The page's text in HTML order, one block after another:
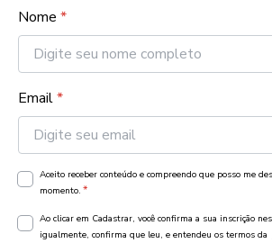
Nome *
Email*
Aceito receber conteúdo e compreendo que posso me
momento. *
Ao clicar em Cadastrar, você confirma a sua inscrição
igualmente, confirma que leu, e entendeu os termos da